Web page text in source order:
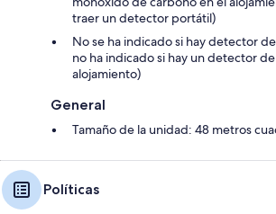
traer un detector portátil)
No se ha indicado si hay detector
no ha indicado si hay un detector
alojamiento)
General
Tamaño de la unidad: 48 metros
Políticas